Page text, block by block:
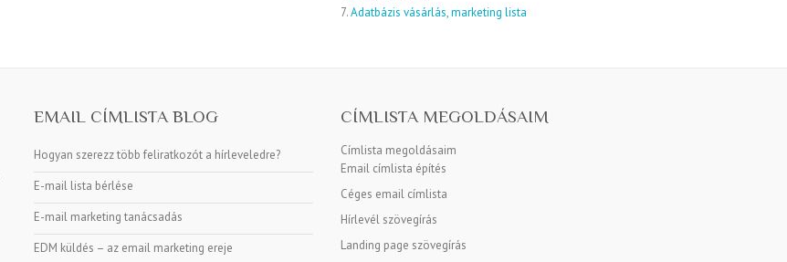
7.Adatbázis vásárlás, marketing lista
EMAIL CÍMLISTA BLOG
Hogyan szerezz több feliratkozót a hírleveledre?
E-mail lista bérlése
E-mail marketing tanácsadás
EDM küldés – az email marketing ereje
CÍMLISTA MEGOLDÁSAIM
Címlista megoldásaim
Email címlista építés
Céges email címlista
Hírlevél szövegírás
Landing page szövegírás